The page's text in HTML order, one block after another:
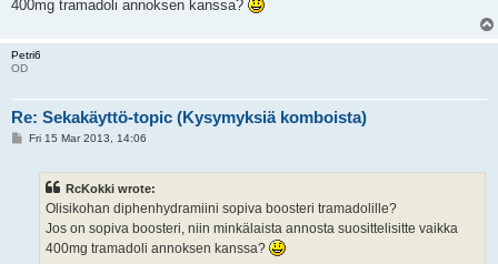
400mg tramadoli annoksen kanssa?
Petri6
OD
Re: Sekakäyttö-topic (Kysymyksiä komboista)
PFri 15 Mar 2013, 14:06
RcKokki wrote:
Olisikohan diphenhydramiini sopiva boosteri tramadolille?
Jos on sopiva boosteri, niin minkälaista annosta suosittelisitte vaikka
400mg tramadoli annoksen kanssa?